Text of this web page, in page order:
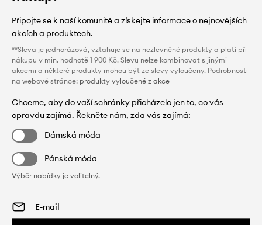
Připojte se k naší komunitě a získejte informace o nejnovějších
akcích a produktech.
**Sleva je jednorázová, vztahuje se na nezlevněné produkty a platí při
nákupu v min. hodnotě 1 900 Kč. Slevu nelze kombinovat s jinými
akcemi a některé produkty mohou být ze slevy vyloučeny. Podrobnosti
na webové stránce: produkty vyloučené z akce
Chceme, aby do vaší schránky přicházelo jen to, co vás
opravdu zajímá. Řekněte nám, zda vás zajímá:
Dámská móda
Pánská móda
Výběr nabídky je volitelný.